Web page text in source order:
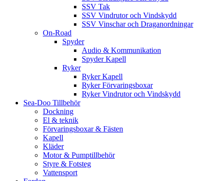
SSV Tak
SSV Vindrutor och Vindskydd
SSV Vinschar och Draganordningar
On-Road
Spyder
Audio & Kommunikation
Spyder Kapell
Ryker
Ryker Kapell
Ryker Förvaringsboxar
Ryker Vindrutor och Vindskydd
Sea-Doo Tillbehör
Dockning
El & teknik
Förvaringsboxar & Fästen
Kapell
Kläder
Motor & Pumptillbehör
Styre & Fotsteg
Vattensport